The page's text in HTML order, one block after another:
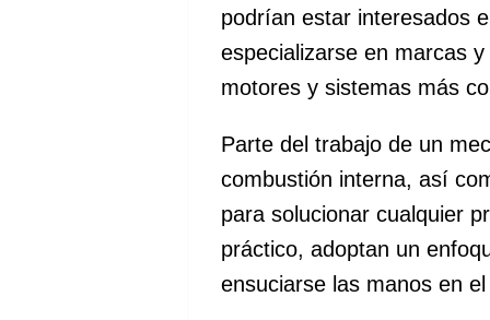
podrían estar interesados
especializarse en marcas
motores y sistemas más
Parte del trabajo de un
combustión interna, así
para solucionar cualquier
práctico, adoptan un
ensuciarse las manos en